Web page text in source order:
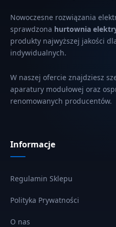
Nowoczesne rozwiązania
sprawdzona hurtownia
produkty najwyższej jakości
indywidualnych.
W naszej ofercie znajdziesz
aparatury modułowej oraz
renomowanych producentów.
Informacje
Regulamin Sklepu
Polityka Prywatności
O nas